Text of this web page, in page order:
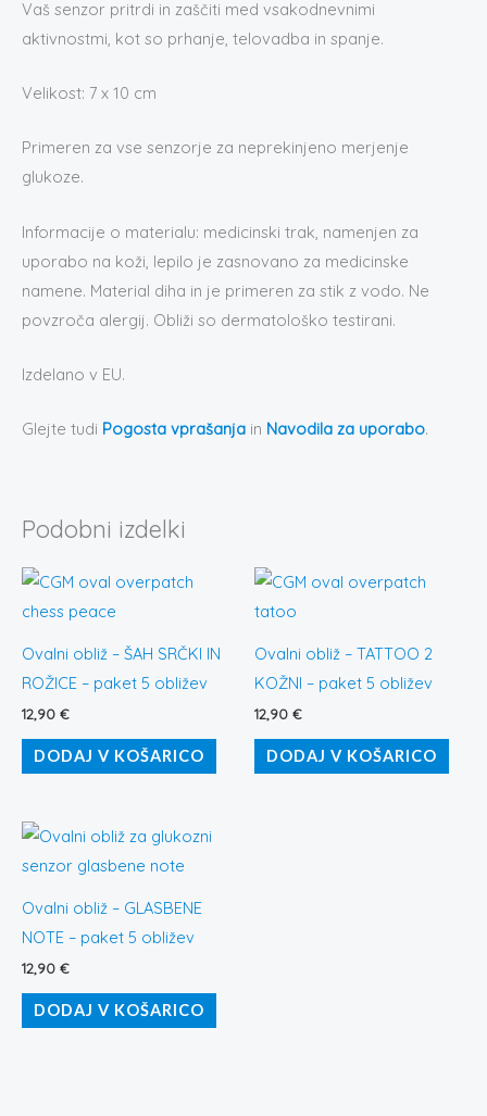
Vaš senzor pritrdi in zaščiti med vsakodnevnimi
aktivnostmi, kot so prhanje, telovadba in spanje.
Velikost: 7 x 10 cm
Primeren za vse senzorje za neprekinjeno merjenje
glukoze.
Informacije o materialu: medicinski trak, namenjen za
uporabo na koži, lepilo je zasnovano za medicinske
namene. Material diha in je primeren za stik z vodo. Ne
povzroča alergij. Obliži so dermatološko testirani.
Izdelano v EU.
Glejte tudi Pogosta vprašanja in Navodila za uporabo.
Podobni izdelki
Ovalni obliž – ŠAH SRČKI IN
ROŽICE – paket 5 obližev
12,90 €
DODAJ V KOŠARICO
Ovalni obliž – TATTOO 2
KOŽNI – paket 5 obližev
12,90 €
DODAJ V KOŠARICO
Ovalni obliž – GLASBENE
NOTE – paket 5 obližev
12,90 €
DODAJ V KOŠARICO